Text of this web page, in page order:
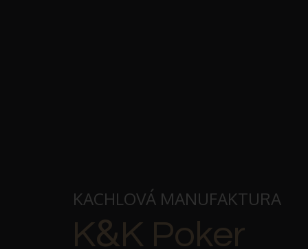
KACHLOVÁ MANUFAKTURA
K&K Poker